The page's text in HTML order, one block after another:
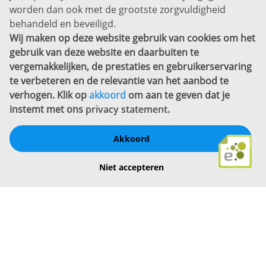
Copyright
Bekijk ook eens
worden dan ook met de grootste zorgvuldigheid
behandeld en beveiligd.
Wij maken op deze website gebruik van cookies om het
gebruik van deze website en daarbuiten te
vergemakkelijken, de prestaties en gebruikerservaring
te verbeteren en de relevantie van het aanbod te
verhogen. Klik opakkoord om aan te geven dat je
instemt met ons privacy statement.
Akkoord
Niet accepteren